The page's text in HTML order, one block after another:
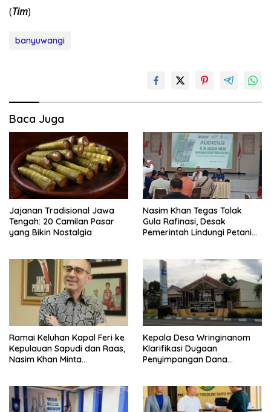
(Tim)
banyuwangi
Baca Juga
Jajanan Tradisional Jawa
Tengah: 20 Camilan Pasar
yang Bikin Nostalgia
Nasim Khan Tegas Tolak
Gula Rafinasi, Desak
Pemerintah Lindungi Petani
Ramai Keluhan Kapal Feri ke
Kepulauan Sapudi dan Raas,
Nasim Khan Minta
Kepala Desa Wringinanom
Klarifikasi Dugaan
Penyimpangan Dana